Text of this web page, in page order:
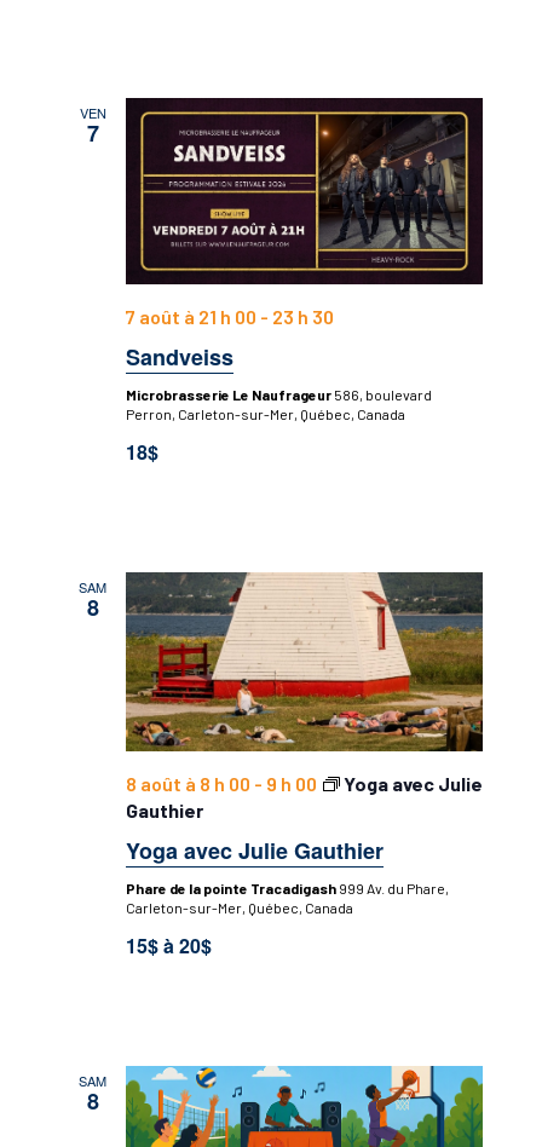
VEN
7
Sandveiss
7 août à 21 h 00 - 23 h 30
Microbrasserie Le Naufrageur 586, boulevard
Perron, Carleton-sur-Mer, Québec, Canada
18$
SAM
8
Yoga avec Julie Gauthier
8 août à 8 h 00 - 9 h 00
Yoga avec Julie
Gauthier
Phare de la pointe Tracadigash 999 Av. du Phare,
Carleton-sur-Mer, Québec, Canada
15$ à 20$
SAM
8